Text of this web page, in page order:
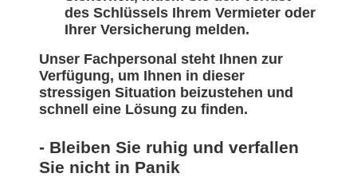
des Schlüssels Ihrem Vermieter oder
Ihrer Versicherung melden.
Unser Fachpersonal steht Ihnen zur
Verfügung, um Ihnen in dieser
stressigen Situation beizustehen und
schnell eine Lösung zu finden.
- Bleiben Sie ruhig und verfallen
Sie nicht in Panik